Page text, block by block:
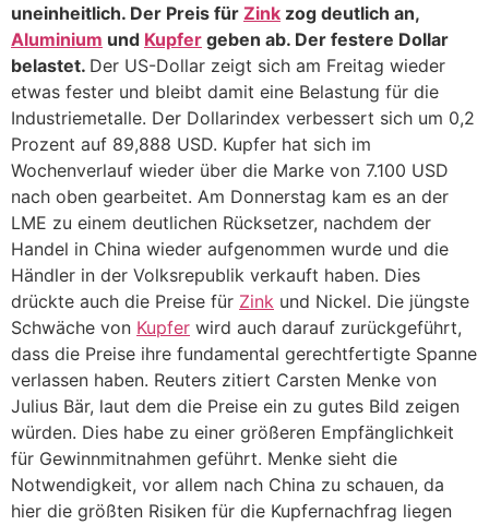
uneinheitlich. Der Preis für Zink zog deutlich an,
Aluminium und Kupfer geben ab. Der festere Dollar
belastet. Der US-Dollar zeigt sich am Freitag wieder
etwas fester und bleibt damit eine Belastung für die
Industriemetalle. Der Dollarindex verbessert sich um 0,2
Prozent auf 89,888 USD. Kupfer hat sich im
Wochenverlauf wieder über die Marke von 7.100 USD
nach oben gearbeitet. Am Donnerstag kam es an der
LME zu einem deutlichen Rücksetzer, nachdem der
Handel in China wieder aufgenommen wurde und die
Händler in der Volksrepublik verkauft haben. Dies
drückte auch die Preise für Zink und Nickel. Die jüngste
Schwäche von Kupfer wird auch darauf zurückgeführt,
dass die Preise ihre fundamental gerechtfertigte Spanne
verlassen haben. Reuters zitiert Carsten Menke von
Julius Bär, laut dem die Preise ein zu gutes Bild zeigen
würden. Dies habe zu einer größeren Empfänglichkeit
für Gewinnmitnahmen geführt. Menke sieht die
Notwendigkeit, vor allem nach China zu schauen, da
hier die größten Risiken für die Kupfernachfrag liegen